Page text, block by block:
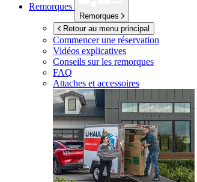
Remorques
Remorques
Retour au menu principal
Commencer une réservation
Vidéos explicatives
Conseils sur les remorques
FAQ
Attaches et accessoires